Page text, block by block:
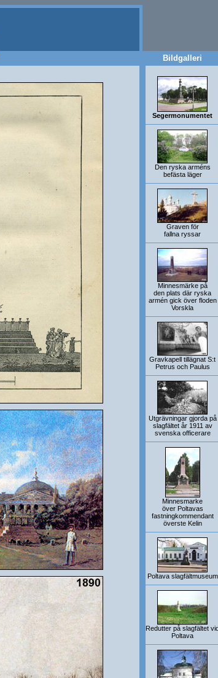
Bildgalleri
Segermonumentet
Den ryska arméns
befästa läger
Graven för
fallna ryssar
Minnesmärke på
den plats där ryska
armén gick över floden
Vorskla
Gravkapell tillägnat S:t
Petrus och Paulus
Utgrävningar gjorda på
slagfältet år 1911 av
svenska officerare
Minnesmarke
över Poltavas
fastningkommendant
överste Kelin
Poltava slagfältmuseum
Redutter på slagfältet
Poltava